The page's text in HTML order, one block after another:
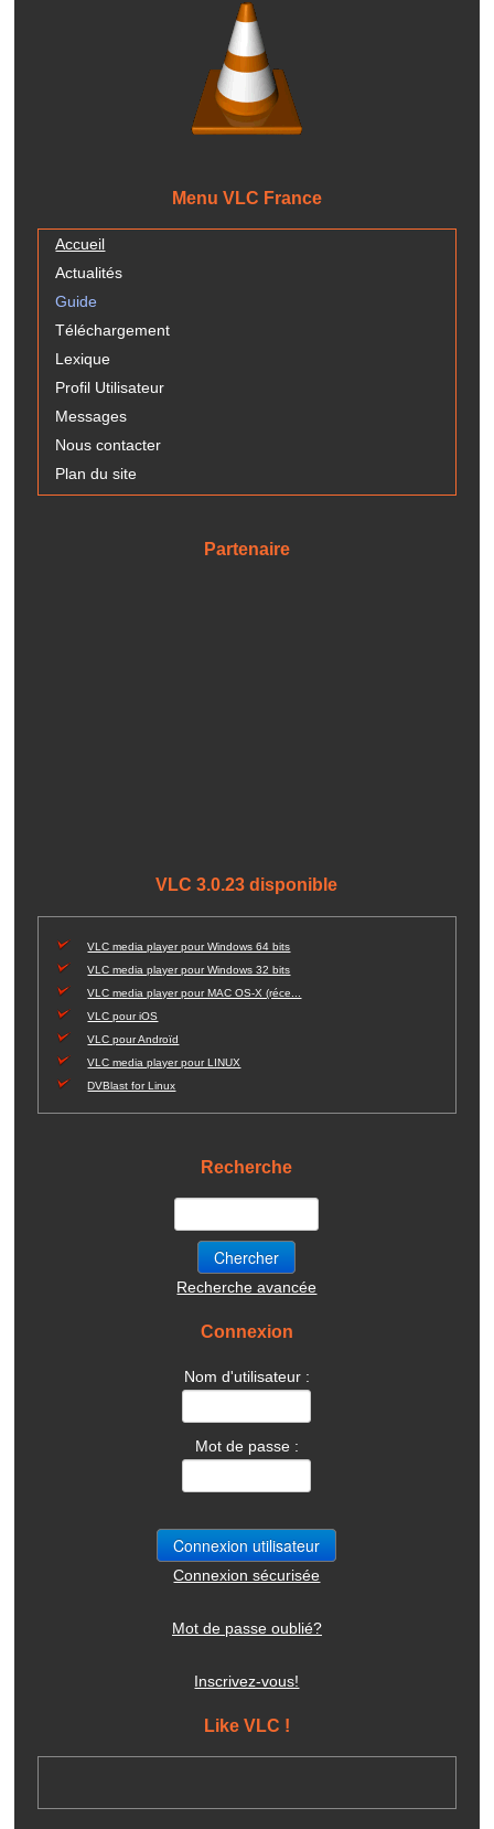
Menu VLC France
Accueil
Actualités
Guide
Téléchargement
Lexique
Profil Utilisateur
Messages
Nous contacter
Plan du site
Partenaire
VLC 3.0.23 disponible
VLC media player pour Windows 64 bits
VLC media player pour Windows 32 bits
VLC media player pour MAC OS-X (réce...
VLC pour iOS
VLC pour Androïd
VLC media player pour LINUX
DVBlast for Linux
Recherche
Recherche avancée
Connexion
Nom d'utilisateur :
Mot de passe :
Connexion sécurisée
Mot de passe oublié?
Inscrivez-vous!
Like VLC !